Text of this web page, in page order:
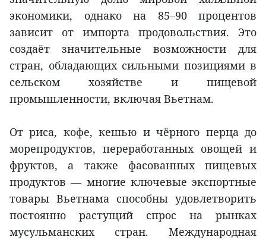
экономики, однако на 85–90 процентов
зависит от импорта продовольствия. Это
создаёт значительные возможности для
стран, обладающих сильными позициями в
сельском хозяйстве и пищевой
промышленности, включая Вьетнам.
От риса, кофе, кешью и чёрного перца до
морепродуктов, переработанных овощей и
фруктов, а также фасованных пищевых
продуктов — многие ключевые экспортные
товары Вьетнама способны удовлетворить
постоянно растущий спрос на рынках
мусульманских стран. Международная